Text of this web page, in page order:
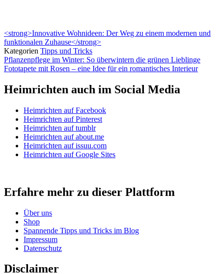
<strong>Innovative Wohnideen: Der Weg zu einem modernen und
funktionalen Zuhause</strong>
Kategorien Tipps und Tricks
Pflanzenpflege im Winter: So überwintern die grünen Lieblinge
Fototapete mit Rosen – eine Idee für ein romantisches Interieur
Heimrichten auch im Social Media
Heimrichten auf Facebook
Heimrichten auf Pinterest
Heimrichten auf tumblr
Heimrichten auf about.me
Heimrichten auf issuu.com
Heimrichten auf Google Sites
Erfahre mehr zu dieser Plattform
Über uns
Shop
Spannende Tipps und Tricks im Blog
Impressum
Datenschutz
Disclaimer